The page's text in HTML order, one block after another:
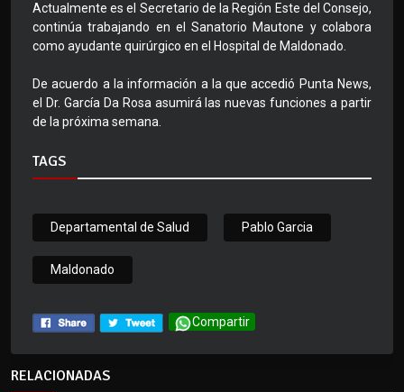
Actualmente es el Secretario de la Región Este del Consejo,
continúa trabajando en el Sanatorio Mautone y colabora
como ayudante quirúrgico en el Hospital de Maldonado.
De acuerdo a la información a la que accedió Punta News,
el Dr. García Da Rosa asumirá las nuevas funciones a partir
de la próxima semana.
TAGS
Departamental de Salud Pablo Garcia
Maldonado
Compartir
RELACIONADAS